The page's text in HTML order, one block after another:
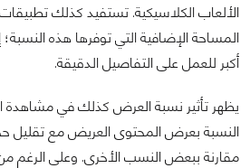
الألعاب الكلاسيكية. تستفيد كذلك
المساحة الإضافية التي توفرها هذه
أكبر للعمل على التفاصيل الدقيقة.
يظهر تأثير نسبة العرض كذلك في
النسبة بعرض المحتوى العريض مع تقليل
مقارنة ببعض النسب الأخرى. وعلى الرغم